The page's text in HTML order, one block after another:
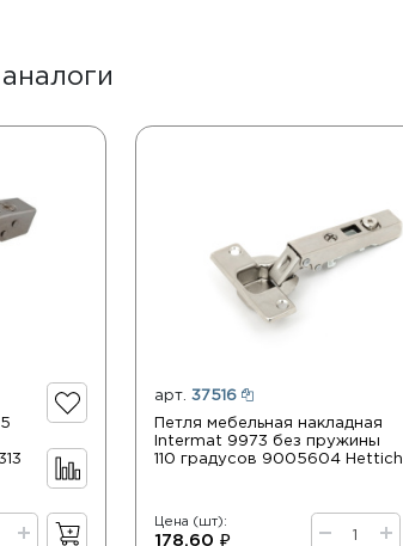
арт.37516
Петля мебельная накладная
Intermat 9973 без пружины
110 градусов 9005604 Hettich
Цена (шт):
178.60 ₽